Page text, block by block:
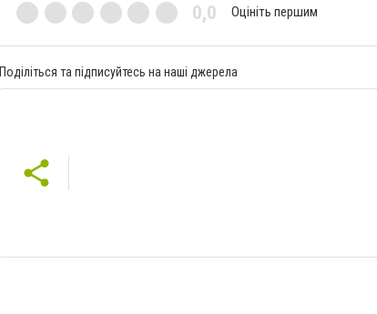
0,0 Оцініть першим
Поділіться та підписуйтесь на наші джерела